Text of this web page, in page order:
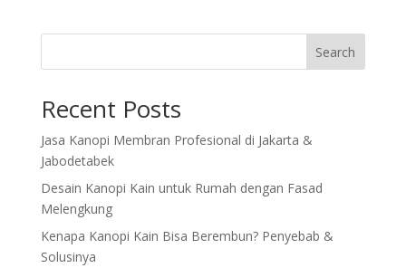
Search
Recent Posts
Jasa Kanopi Membran Profesional di Jakarta &
Jabodetabek
Desain Kanopi Kain untuk Rumah dengan Fasad
Melengkung
Kenapa Kanopi Kain Bisa Berembun? Penyebab &
Solusinya